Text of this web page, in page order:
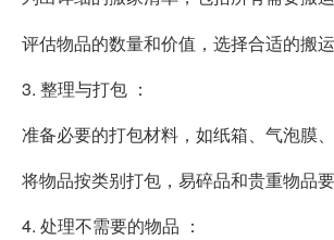
评估物品的数量和价值，选择合适的搬运
3. 整理与打包 ：
准备必要的打包材料，如纸箱、气泡膜、
将物品按类别打包，易碎品和贵重物品要
4. 处理不需要的物品 ：